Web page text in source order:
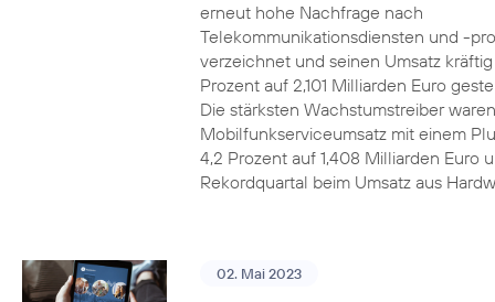
erneut hohe Nachfrage nach
Telekommunikationsdiensten und -
verzeichnet und seinen Umsatz
Prozent auf 2,101 Milliarden Euro
Die stärksten Wachstumstreiber
Mobilfunkserviceumsatz mit einem
4,2 Prozent auf 1,408 Milliarden Euro
Rekordquartal beim Umsatz aus
02. Mai 2023